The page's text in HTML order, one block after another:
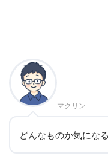
マクリン
どんなものか気になる